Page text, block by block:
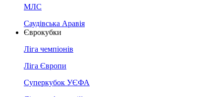
МЛС
Саудівська Аравія
Єврокубки
Ліга чемпіонів
Ліга Європи
Суперкубок УЄФА